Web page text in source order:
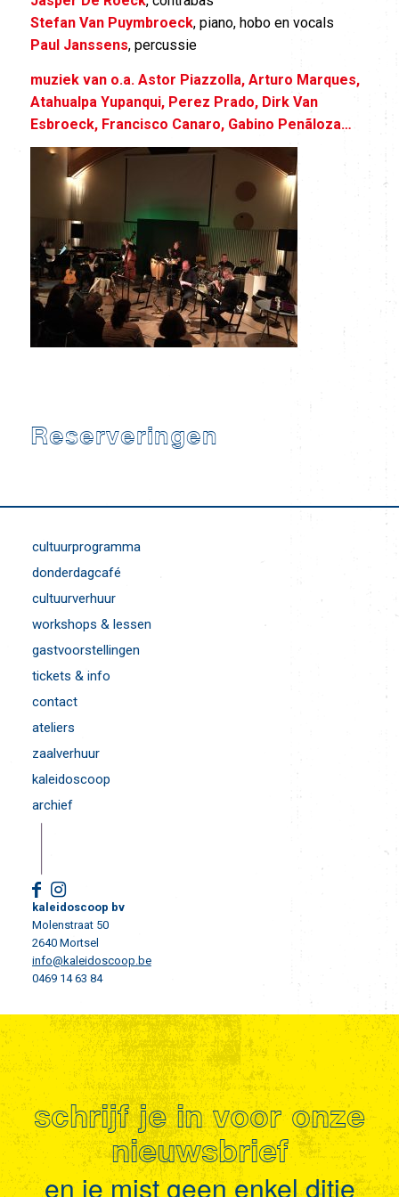
Stefan Van Puymbroeck, piano, hobo en vocals
Paul Janssens, percussie
muziek van o.a. Astor Piazzolla, Arturo Marques,
Atahualpa Yupanqui, Perez Prado, Dirk Van
Esbroeck, Francisco Canaro, Gabino Penãloza…
Reserveringen
cultuurprogramma
donderdagcafé
cultuurverhuur
workshops & lessen
gastvoorstellingen
tickets & info
contact
ateliers
zaalverhuur
kaleidoscoop
archief
kaleidoscoop bv
Molenstraat 50
2640 Mortsel
info@kaleidoscoop.be
0469 14 63 84
schrijf je in voor onze
nieuwsbrief
en je mist geen enkel ditje